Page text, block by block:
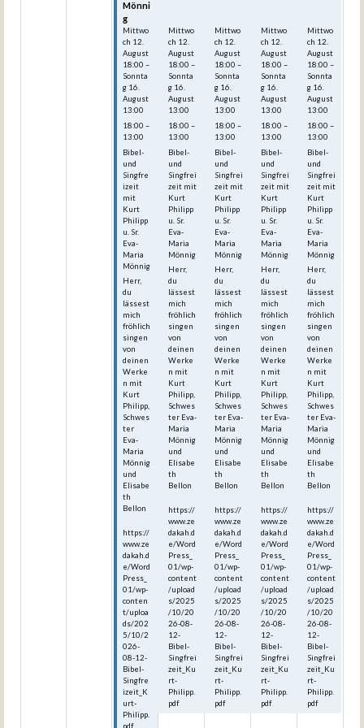
Mönni
g
Mittwo
ch 12.
August
18:00 –
Sonnta
g 16.
August
13:00
18:00 –
13:00
Bibel-
und
Singfre
izeit
mit
Kurt
Philipp
u. Sr.
Eva-
Maria
Mönnig
Herr,
du
lässest
mich
fröhlich
singen
von
deinen
Werke
n mit
Kurt
Philipp,
Schwes
ter
Eva-
Maria
Mönnig
und
Elisabe
th
Bellon
https://
www.ze
dakah.d
e/Word
Press_
01/wp-
conten
t/uploa
ds/202
5/10/2
026-
08-12-
Bibel-
Singfre
izeit_K
urt-
Philipp.
pdf
Mittwo
ch 12.
August
18:00 –
Sonnta
g 16.
August
13:00
18:00 –
13:00
Bibel-
und
Singfrei
zeit mit
Kurt
Philipp
u. Sr.
Eva-
Maria
Mönnig
Herr,
du
lässest
mich
fröhlich
singen
von
deinen
Werke
n mit
Kurt
Philipp,
Schwes
ter Eva-
Maria
Mönnig
und
Elisabe
th
Bellon
https://
www.ze
dakah.d
e/Word
Press_
01/wp-
content
/upload
s/2025
/10/20
26-08-
12-
Bibel-
Singfrei
zeit_Ku
rt-
Philipp.
pdf
Mittwo
ch 12.
August
18:00 –
Sonnta
g 16.
August
13:00
18:00 –
13:00
Bibel-
und
Singfrei
zeit mit
Kurt
Philipp
u. Sr.
Eva-
Maria
Mönnig
Herr,
du
lässest
mich
fröhlich
singen
von
deinen
Werke
n mit
Kurt
Philipp,
Schwes
ter Eva-
Maria
Mönnig
und
Elisabe
th
Bellon
https://
www.ze
dakah.d
e/Word
Press_
01/wp-
content
/upload
s/2025
/10/20
26-08-
12-
Bibel-
Singfrei
zeit_Ku
rt-
Philipp.
pdf
Mittwo
ch 12.
August
18:00 –
Sonnta
g 16.
August
13:00
18:00 –
13:00
Bibel-
und
Singfrei
zeit mit
Kurt
Philipp
u. Sr.
Eva-
Maria
Mönnig
Herr,
du
lässest
mich
fröhlich
singen
von
deinen
Werke
n mit
Kurt
Philipp,
Schwes
ter Eva-
Maria
Mönnig
und
Elisabe
th
Bellon
https://
www.ze
dakah.d
e/Word
Press_
01/wp-
content
/upload
s/2025
/10/20
26-08-
12-
Bibel-
Singfrei
zeit_Ku
rt-
Philipp.
pdf
Mittwo
ch 12.
August
18:00 –
Sonnta
g 16.
August
13:00
18:00 –
13:00
Bibel-
und
Singfrei
zeit mit
Kurt
Philipp
u. Sr.
Eva-
Maria
Mönnig
Herr,
du
lässest
mich
fröhlich
singen
von
deinen
Werke
n mit
Kurt
Philipp,
Schwes
ter Eva-
Maria
Mönnig
und
Elisabe
th
Bellon
https://
www.ze
dakah.d
e/Word
Press_
01/wp-
content
/upload
s/2025
/10/20
26-08-
12-
Bibel-
Singfrei
zeit_Ku
rt-
Philipp.
pdf